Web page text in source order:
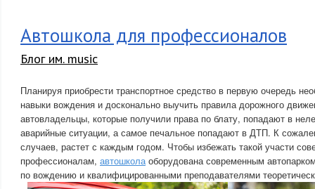
Автошкола для профессионалов
Блог им. music
Планируя приобрести транспортное средство в первую очередь
навыки вождения и досконально выучить правила дорожного
автовладельцы, которые получили права по блату, попадают в
аварийные ситуации, а самое печальное попадают в ДТП. К
случаев, растет с каждым годом. Чтобы избежать такой участи
профессионалам, автошколаоборудована современным
по вождению и квалифицированными преподавателями